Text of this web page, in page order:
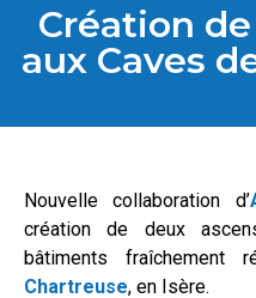
Création
aux Caves
Nouvelle collaboration d’
création de deux
bâtiments fraîchement
Chartreuse, en Isère.